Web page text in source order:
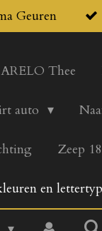
Geuren
ARELO Thee
auto
Zeep
en